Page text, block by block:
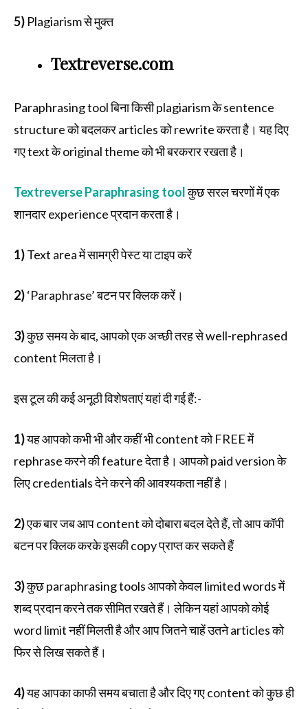
5) Plagiarism से मुक्त
Textreverse.com
Paraphrasing tool बिना किसी plagiarism के sentence
structure को बदलकर articles को rewrite करता है। यह दिए
गए text के original theme को भी बरकरार रखता है।
Textreverse Paraphrasing toolकुछ सरल चरणों में एक
शानदार experience प्रदान करता है।
1)Text area में सामग्री पेस्ट या टाइप करें
2)‘Paraphrase’ बटन पर क्लिक करें।
3)कुछ समय के बाद, आपको एक अच्छी तरह से well-rephrased
content मिलता है।
इस टूल की कई अनूठी विशेषताएं यहां दी गई हैं:-
1)यह आपको कभी भी और कहीं भी content को FREE में
rephrase करने की feature देता है। आपको paid version के
लिए credentials देने करने की आवश्यकता नहीं है।
2)एक बार जब आप content को दोबारा बदल देते हैं, तो आप कॉपी
बटन पर क्लिक करके इसकी copy प्राप्त कर सकते हैं
3)कुछ paraphrasing tools आपको केवल limited words में
शब्द प्रदान करने तक सीमित रखते हैं। लेकिन यहां आपको कोई
word limit नहीं मिलती है और आप जितने चाहें उतने articles को
फिर से लिख सकते हैं।
4)यह आपका काफी समय बचाता है और दिए गए content को कुछ ही